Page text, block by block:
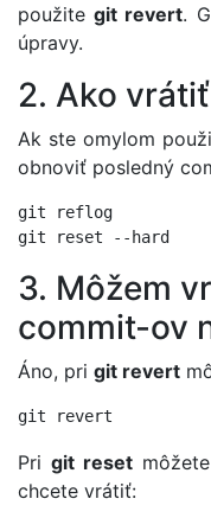
použitegit revert.
úpravy.
2. Ako
Ak ste omylom
obnoviť posledný
git reflog
git reset --hard
3. Môžem
commit-ov
Áno, pri git revert
git revert
Pri git reset
chcete vrátiť: